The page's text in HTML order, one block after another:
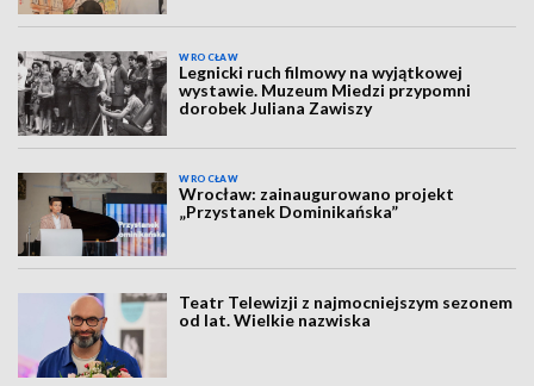
WROCŁAW
Legnicki ruch filmowy na wyjątkowej
wystawie. Muzeum Miedzi przypomni
dorobek Juliana Zawiszy
WROCŁAW
Wrocław: zainaugurowano projekt
„Przystanek Dominikańska”
Teatr Telewizji z najmocniejszym sezonem
od lat. Wielkie nazwiska